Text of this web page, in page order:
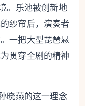
。乐池被创新地
纱帘后，演奏者
一把大型琵琶悬
贯穿全剧的精神
晓燕的这一理念